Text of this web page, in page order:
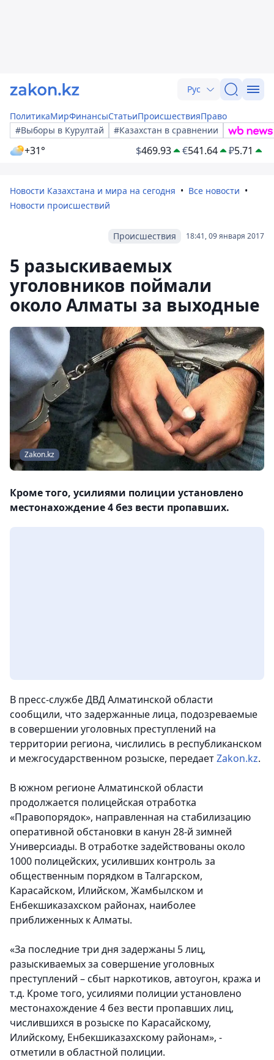
Рус
ПолитикаМирФинансыСтатьиПроисшествияПраво
#Выборы в Курултай
#Казахстан в сравнении
+31° $469.93 €541.64 ₽5.71
Новости Казахстана и мира на сегодня
Все новости
Новости происшествий
18:41, 09 января 2017
Происшествия
5 разыскиваемых
уголовников поймали
около Алматы за выходные
Zakon.kz
Кроме того, усилиями полиции установлено
местонахождение 4 без вести пропавших.
В пресс-службе ДВД Алматинской области
сообщили, что задержанные лица, подозреваемые
в совершении уголовных преступлений на
территории региона, числились в республиканском
и межгосударственном розыске, передаетZakon.kz.
В южном регионе Алматинской области
продолжается полицейская отработка
«Правопорядок», направленная на стабилизацию
оперативной обстановки в канун 28-й зимней
Универсиады. В отработке задействованы около
1000 полицейских, усиливших контроль за
общественным порядком в Талгарском,
Карасайском, Илийском, Жамбылском и
Енбекшиказахском районах, наиболее
приближенных к Алматы.
«За последние три дня задержаны 5 лиц,
разыскиваемых за совершение уголовных
преступлений – сбыт наркотиков, автоугон, кража и
т.д. Кроме того, усилиями полиции установлено
местонахождение 4 без вести пропавших лиц,
числившихся в розыске по Карасайскому,
Илийскому, Енбекшиказахскому районам», -
отметили в областной полиции.